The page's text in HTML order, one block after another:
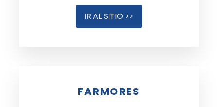
IR AL SITIO >>
FARMORES